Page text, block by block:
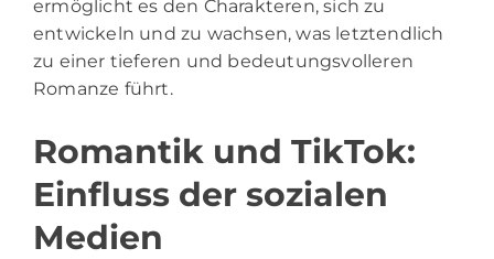
ermöglicht es den Charakteren, sich zu
entwickeln und zu wachsen, was letztendlich
zu einer tieferen und bedeutungsvolleren
Romanze führt.
Romantik und TikTok:
Einfluss der sozialen
Medien